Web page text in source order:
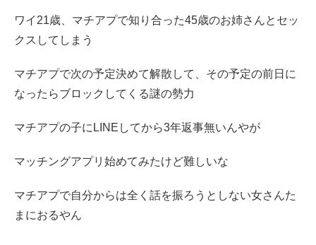
ワイ21歳、マチアプで知り合った45歳のお姉さんとセッ
クスしてしまう
マチアプで次の予定決めて解散して、その予定の前日に
なったらブロックしてくる謎の勢力
マチアプの子にLINEしてから3年返事無いんやが
マッチングアプリ始めてみたけど難しいな
マチアプで自分からは全く話を振ろうとしない女さんた
まにおるやん